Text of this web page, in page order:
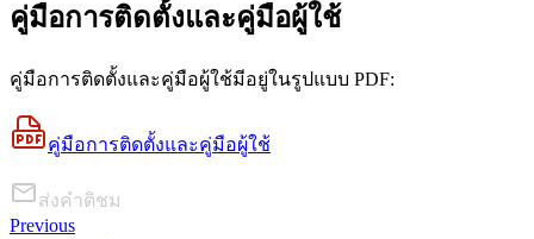
คู่มือการติดตั้งและคู่มือผู้ใช้
คู่มือการติดตั้งและคู่มือผู้ใช้มีอยู่ในรูปแบบ PDF:
คู่มือการติดตั้งและคู่มือผู้ใช้
ส่งคำติชม
Previous